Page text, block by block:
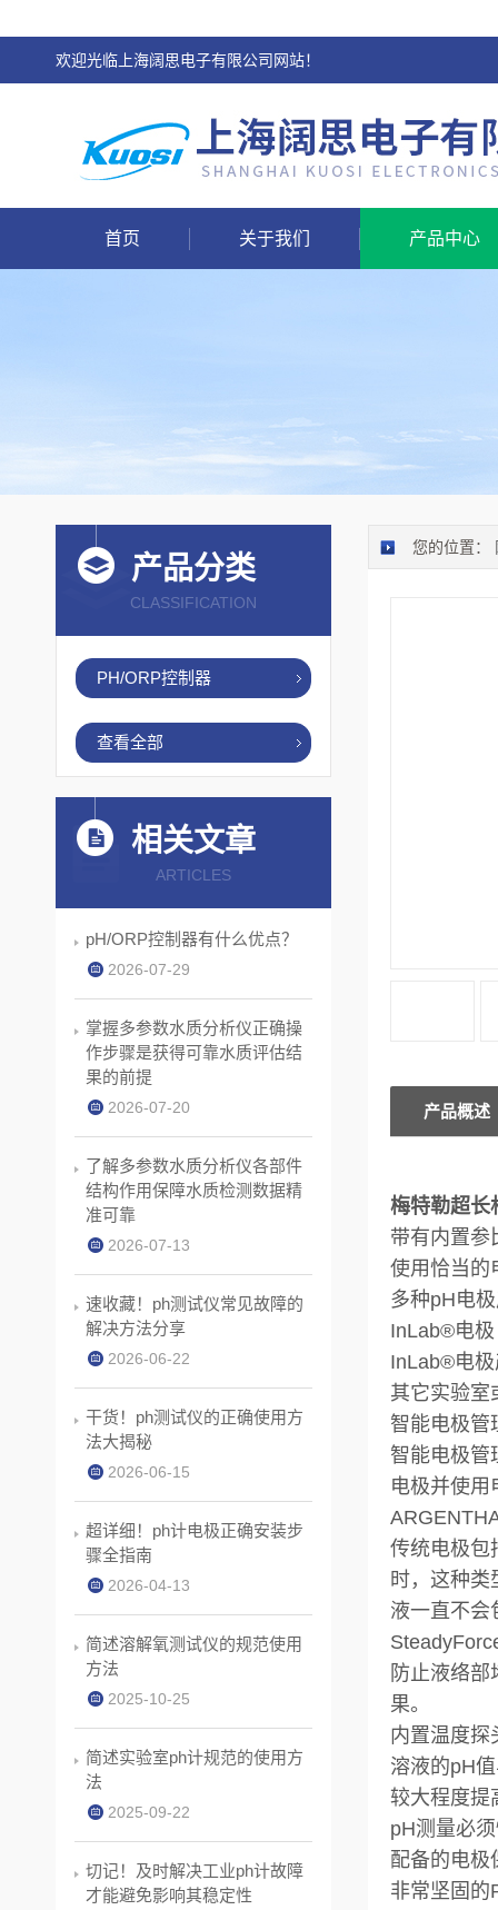
欢迎光临上海阔思电子有限公司网站！
首页 关于我们 产品中心
您的位置：
产品概述
梅特勒超
带有内置参
使用恰当
多种pH电
InLab®电极
InLab®电
其它实验室
智能电极管
智能电极管
电极并使用
传统电极包
时，这种类
液一直不会
防止液络
果。
内置温度探
溶液的pH
较大程度提
pH测量必
配备的电极
非常坚固的
产品分类
CLASSIFICATION
PH/ORP控制器
查看全部
相关文章
ARTICLES
pH/ORP控制器有什么优点？
2026-07-29
掌握多参数水质分析仪正确操
作步骤是获得可靠水质评估结
果的前提
2026-07-20
了解多参数水质分析仪各部件
结构作用保障水质检测数据精
准可靠
2026-07-13
速收藏！ph测试仪常见故障的
解决方法分享
2026-06-22
干货！ph测试仪的正确使用方
法大揭秘
2026-06-15
超详细！ph计电极正确安装步
骤全指南
2026-04-13
简述溶解氧测试仪的规范使用
方法
2025-10-25
简述实验室ph计规范的使用方
法
2025-09-22
切记！及时解决工业ph计故障
才能避免影响其稳定性